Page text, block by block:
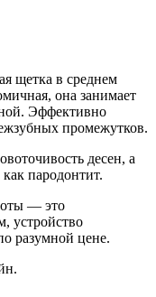
щетка в среднем
она занимает
Эффективно
промежутков.
десен, а
пародонтит.
— это
устройство
разумной цене.